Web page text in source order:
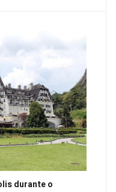
durante o